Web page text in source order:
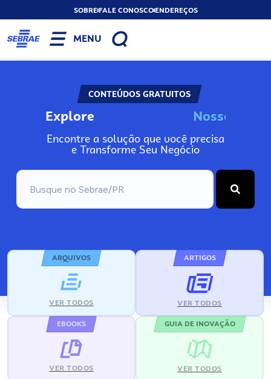
SOBREFALE CONOSCOENDEREÇOS
MENU
CONTEÚDOS GRATUITOS
Explore No
Encontre a solução que você precisa
e Transforme Seu Negócio
ARQUIVOS
VER TODOS
ARTIGOS
VER TODOS
EBOOKS
VER TODOS
GUIA DE INOVAÇÃO
VER TODOS